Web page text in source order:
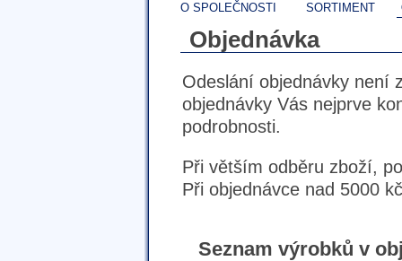
O SPOLEČNOSTI SORTIMENT
Objednávka
Odeslání objednávky není
objednávky Vás nejprve
podrobnosti.
Při větším odběru zboží,
Při objednávce nad 5000
Seznam výrobků v